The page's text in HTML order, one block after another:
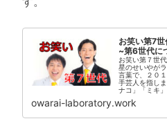
お笑い第7
~第6世代に
お笑い第７世
星のせいやが
言葉で、２０
手芸人を指し
ナコ」「ミキ
owarai-laboratory.work